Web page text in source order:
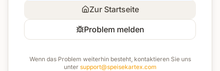
Zur Startseite
Problem melden
Wenn das Problem weiterhin besteht, kontaktieren Sie uns
unter support@speisekartex.com